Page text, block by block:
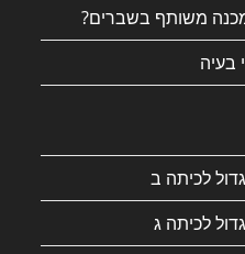
משותף בשברים?
בעיה
לכיתה ב
לכיתה ג